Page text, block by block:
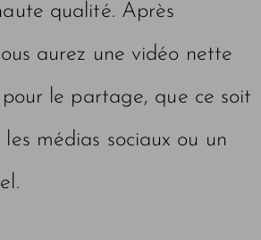
qualité. Après
aurez une vidéo nette
le partage, que ce soit
médias sociaux ou un